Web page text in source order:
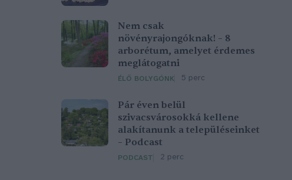
Nem csak
növényrajongóknak! – 8
arborétum, amelyet érdemes
meglátogatni
ÉLŐ BOLYGÓNK 5 perc
Pár éven belül
szivacsvárosokká kellene
alakítanunk a településeinket
– Podcast
PODCAST 2 perc